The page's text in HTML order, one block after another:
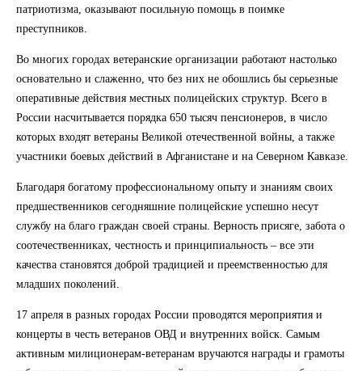
патриотизма, оказывают посильную помощь в поимке
преступников.
Во многих городах ветеранские организации работают настолько
основательно и слаженно, что без них не обошлись бы серьезные
оперативные действия местных полицейских структур. Всего в
России насчитывается порядка 650 тысяч пенсионеров, в число
которых входят ветераны Великой отечественной войны, а также
участники боевых действий в Афганистане и на Северном Кавказе.
Благодаря богатому профессиональному опыту и знаниям своих
предшественников сегодняшние полицейские успешно несут
службу на благо граждан своей страны. Верность присяге, забота о
соотечественниках, честность и принципиальность – все эти
качества становятся доброй традицией и преемственностью для
младших поколений.
17 апреля в разных городах России проводятся мероприятия и
концерты в честь ветеранов ОВД и внутренних войск. Самым
активным милиционерам-ветеранам вручаются награды и грамоты